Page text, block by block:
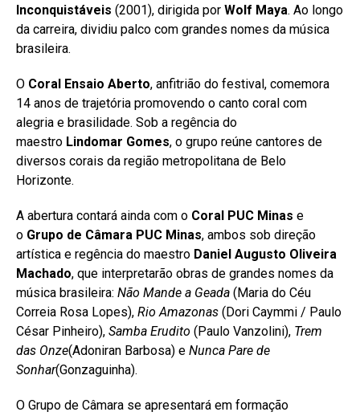
Inconquistáveis (2001), dirigida por Wolf Maya. Ao longo
da carreira, dividiu palco com grandes nomes da música
brasileira.
O Coral Ensaio Aberto, anfitrião do festival, comemora
14 anos de trajetória promovendo o canto coral com
alegria e brasilidade. Sob a regência do
maestro Lindomar Gomes, o grupo reúne cantores de
diversos corais da região metropolitana de Belo
Horizonte.
A abertura contará ainda com o Coral PUC Minas e
o Grupo de Câmara PUC Minas, ambos sob direção
artística e regência do maestro Daniel Augusto Oliveira
Machado, que interpretarão obras de grandes nomes da
música brasileira: Não Mande a Geada (Maria do Céu
Correia Rosa Lopes), Rio Amazonas (Dori Caymmi / Paulo
César Pinheiro), Samba Erudito (Paulo Vanzolini), Trem
das Onze(Adoniran Barbosa) e Nunca Pare de
Sonhar(Gonzaguinha).
O Grupo de Câmara se apresentará em formação